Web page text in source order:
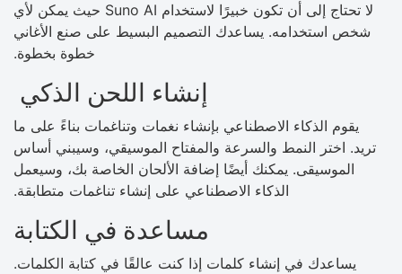
لا تحتاج إلى أن تكون خبيرًا لاستخدام Suno AI حيث يمكن لأي
شخص استخدامه. يساعدك التصميم البسيط على صنع الأغاني
خطوة بخطوة.
إنشاء اللحن الذكي
يقوم الذكاء الاصطناعي بإنشاء نغمات وتناغمات بناءً على ما
تريد. اختر النمط والسرعة والمفتاح الموسيقي، وسيبني أساس
الموسيقى. يمكنك أيضًا إضافة الألحان الخاصة بك، وسيعمل
الذكاء الاصطناعي على إنشاء تناغمات متطابقة.
مساعدة في الكتابة
يساعدك في إنشاء كلمات إذا كنت عالقًا في كتابة الكلمات.